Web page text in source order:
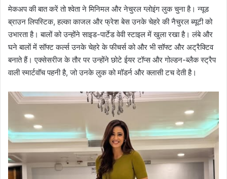
मेकअप की बात करें तो श्वेता ने मिनिमल और नेचुरल ग्लोइंग लुक चुना है। न्यूड
ब्राउन लिपस्टिक, हल्का काजल और फ्रेश बेस उनके चेहरे की नैचुरल ब्यूटी को
उभारता है। बालों को उन्होंने साइड-पार्टेड वेवी स्टाइल में खुला रखा है। लंबे और
घने बालों में सॉफ्ट कर्ल्स उनके चेहरे के फीचर्स को और भी सॉफ्ट और अट्रैक्टिव
बनाते हैं। एक्सेसरीज के तौर पर उन्होंने छोटे ईयर टॉप्स और गोल्डन-ब्लैक स्ट्रैप
वाली स्मार्टवॉच पहनी है, जो उनके लुक को मॉडर्न और क्लासी टच देती है।